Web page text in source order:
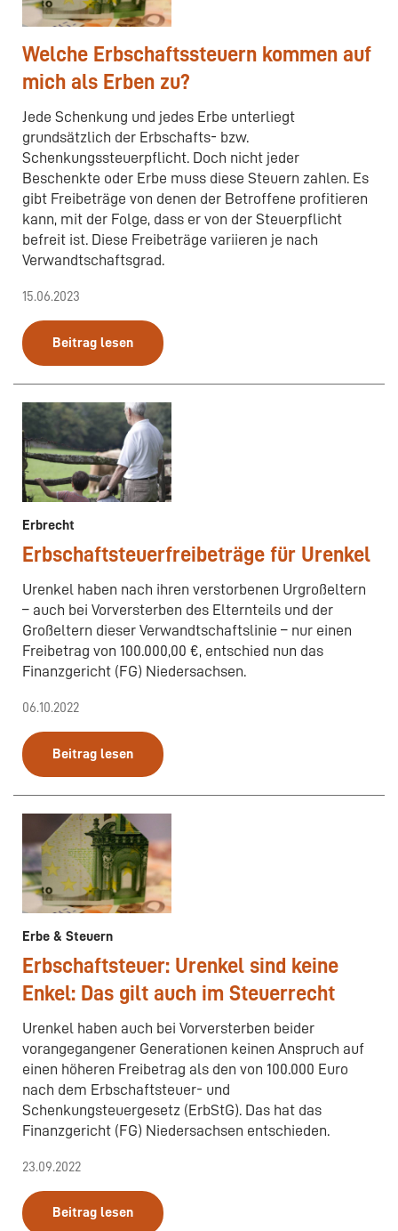
Welche Erbschaftssteuern kommen auf
mich als Erben zu?
Jede Schenkung und jedes Erbe unterliegt
grundsätzlich der Erbschafts- bzw.
Schenkungssteuerpflicht. Doch nicht jeder
Beschenkte oder Erbe muss diese Steuern zahlen. Es
gibt Freibeträge von denen der Betroffene profitieren
kann, mit der Folge, dass er von der Steuerpflicht
befreit ist. Diese Freibeträge variieren je nach
Verwandtschaftsgrad.
15.06.2023
Beitrag lesen
Erbrecht
Erbschaftsteuerfreibeträge für Urenkel
Urenkel haben nach ihren verstorbenen Urgroßeltern
– auch bei Vorversterben des Elternteils und der
Großeltern dieser Verwandtschaftslinie – nur einen
Freibetrag von 100.000,00 €, entschied nun das
Finanzgericht (FG) Niedersachsen.
06.10.2022
Beitrag lesen
Erbe & Steuern
Erbschaftsteuer: Urenkel sind keine
Enkel: Das gilt auch im Steuerrecht
Urenkel haben auch bei Vorversterben beider
vorangegangener Generationen keinen Anspruch auf
einen höheren Freibetrag als den von 100.000 Euro
nach dem Erbschaftsteuer- und
Schenkungsteuergesetz (ErbStG). Das hat das
Finanzgericht (FG) Niedersachsen entschieden.
23.09.2022
Beitrag lesen